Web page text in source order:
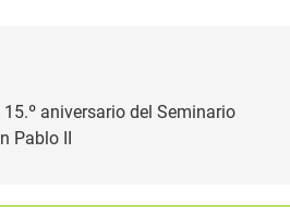
aniversario del Seminario
Pablo II